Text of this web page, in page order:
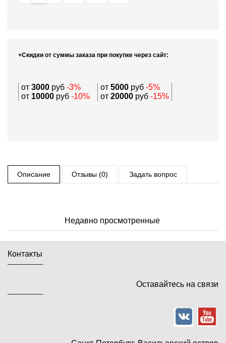
+Скидки от суммы заказа при покупке через сайт:
от 3000 руб -3% от 5000 руб -5%
от 10000 руб -10% от 20000 руб -15%
Описание Отзывы (0) Задать вопрос
Недавно просмотренные
Контакты
Оставайтесь на связи